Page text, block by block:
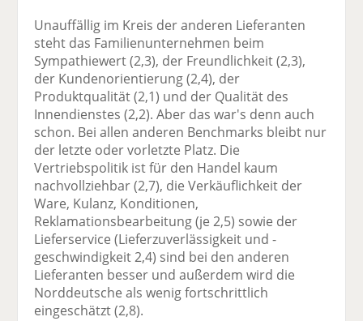
Unauffällig im Kreis der anderen Lieferanten
steht das Familienunternehmen beim
Sympathiewert (2,3), der Freundlichkeit (2,3),
der Kundenorientierung (2,4), der
Produktqualität (2,1) und der Qualität des
Innendienstes (2,2). Aber das war's denn auch
schon. Bei allen anderen Benchmarks bleibt nur
der letzte oder vorletzte Platz. Die
Vertriebspolitik ist für den Handel kaum
nachvollziehbar (2,7), die Verkäuflichkeit der
Ware, Kulanz, Konditionen,
Reklamationsbearbeitung (je 2,5) sowie der
Lieferservice (Lieferzuverlässigkeit und -
geschwindigkeit 2,4) sind bei den anderen
Lieferanten besser und außerdem wird die
Norddeutsche als wenig fortschrittlich
eingeschätzt (2,8).